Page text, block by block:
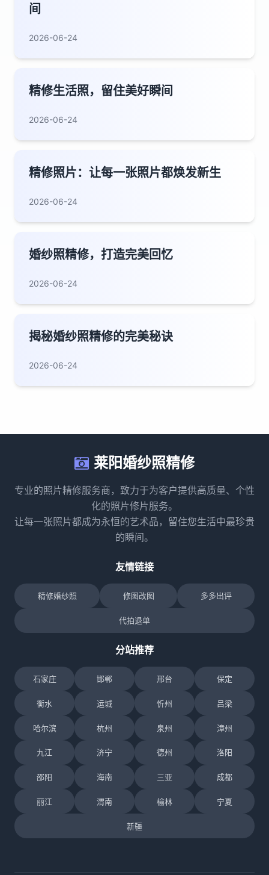
间
2026-06-24
精修生活照，留住美好瞬间
2026-06-24
精修照片：让每一张照片都焕发新生
2026-06-24
婚纱照精修，打造完美回忆
2026-06-24
揭秘婚纱照精修的完美秘诀
2026-06-24
莱阳婚纱照精修
专业的照片精修服务商，致力于为客户提供高质量、个性
化的照片修片服务。
让每一张照片都成为永恒的艺术品，留住您生活中最珍贵
的瞬间。
友情链接
精修婚纱照 修图改图 多多出评
代拍退单
分站推荐
石家庄 邯郸 邢台 保定
衡水 运城 忻州 吕梁
哈尔滨 杭州 泉州 漳州
九江 济宁 德州 洛阳
邵阳 海南 三亚 成都
丽江 渭南 榆林 宁夏
新疆